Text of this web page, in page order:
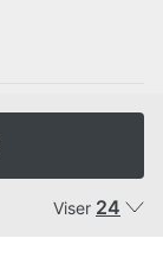
Viser 24